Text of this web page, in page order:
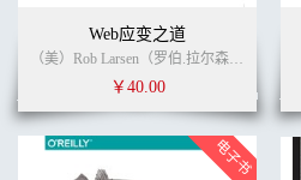
Web应变之道
（美）Rob Larsen（罗伯.拉尔森） (作者)
￥40.00